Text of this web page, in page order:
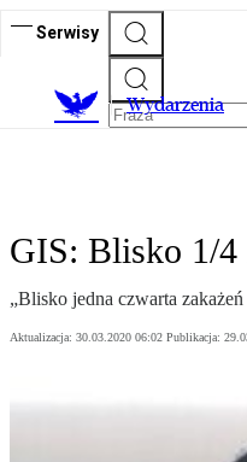
Serwisy
Wydarzenia
GIS: Blisko 1/4
„Blisko jedna czwarta
Aktualizacja: 30.03.2020 06:02 Publikacja: